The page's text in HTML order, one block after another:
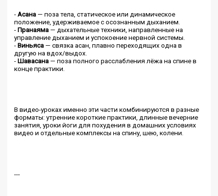
-Асана — поза тела, статическое или динамическое
положение, удерживаемое с осознанным дыханием.
-Пранаяма — дыхательные техники, направленные на
управление дыханием и успокоение нервной системы.
-Виньяса — связка асан, плавно переходящих одна в
другую на вдох/выдох.
-Шавасана — поза полного расслабления лёжа на спине в
конце практики.
В видео-уроках именно эти части комбинируются в разные
форматы: утренние короткие практики, длинные вечерние
занятия, уроки йоги для похудения в домашних условиях
видео и отдельные комплексы на спину, шею, колени.
---